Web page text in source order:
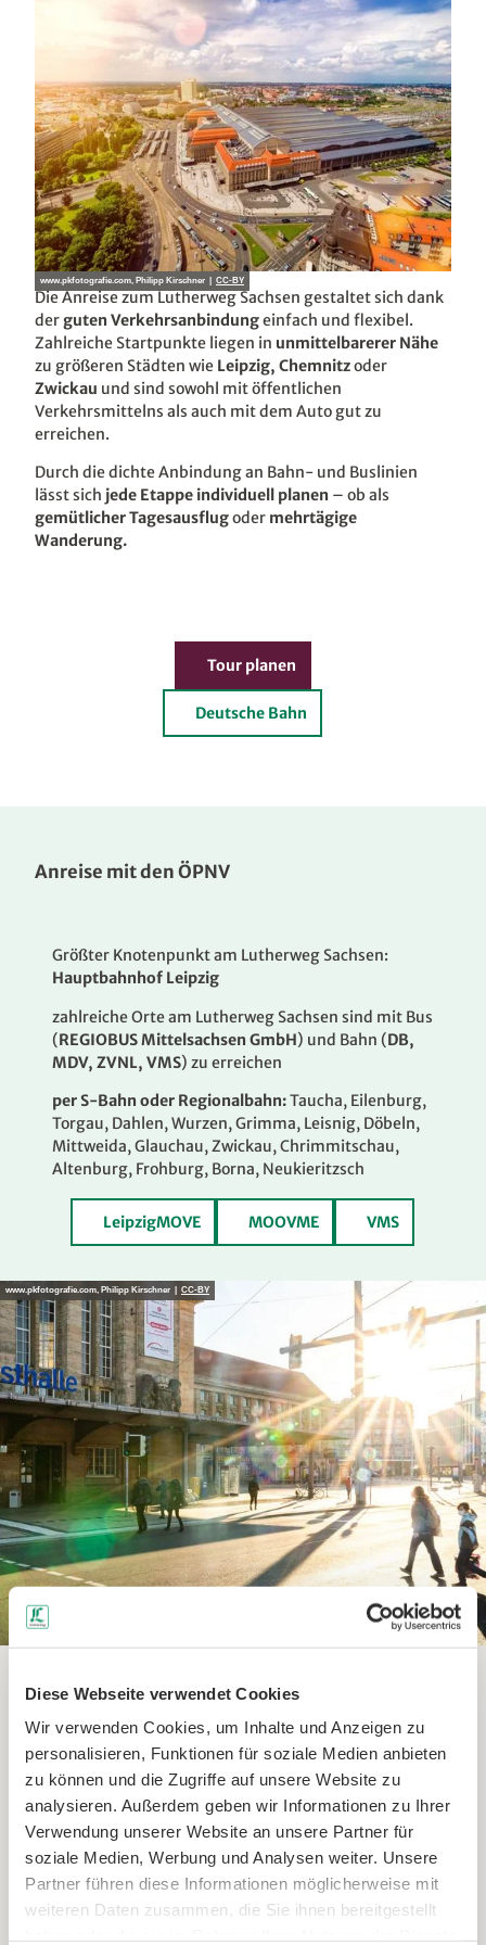
Diese Webseite verwendet Cookies
Wir verwenden Cookies, um Inhalte und Anzeigen zu
personalisieren, Funktionen für soziale Medien anbieten
zu können und die Zugriffe auf unsere Website zu
analysieren. Außerdem geben wir Informationen zu Ihrer
Verwendung unserer Website an unsere Partner für
soziale Medien, Werbung und Analysen weiter. Unsere
Partner führen diese Informationen möglicherweise mit
weiteren Daten zusammen, die Sie ihnen bereitgestellt
www.pkfotografie.com, Philipp Kirschner | CC-BY
Die Anreise zum Lutherweg Sachsen gestaltet sich dank
derguten Verkehrsanbindungeinfach und flexibel.
Zahlreiche Startpunkte liegen in unmittelbarerer Nähe
zu größeren Städten wie Leipzig, Chemnitzoder
Zwickau und sind sowohl mit öffentlichen
Verkehrsmittelns als auch mit dem Auto gut zu
erreichen.
Durch die dichte Anbindung an Bahn- und Buslinien
lässt sich jede Etappe individuell planen – ob als
gemütlicher Tagesausflugoder mehrtägige
Wanderung.
Tour planen
Deutsche Bahn
Anreise mit den ÖPNV
Größter Knotenpunkt am Lutherweg Sachsen:
Hauptbahnhof Leipzig
zahlreiche Orte am Lutherweg Sachsen sind mit Bus
(REGIOBUS Mittelsachsen GmbH) und Bahn (DB,
MDV, ZVNL, VMS) zu erreichen
per S-Bahn oder Regionalbahn:Taucha, Eilenburg,
Torgau, Dahlen, Wurzen, Grimma, Leisnig, Döbeln,
Mittweida, Glauchau, Zwickau, Chrimmitschau,
Altenburg, Frohburg, Borna, Neukieritzsch
LeipzigMOVE MOOVME VMS
www.pkfotografie.com, Philipp Kirschner | CC-BY
über A9 und A14 nach Leipzig, Grimma,
Leisnig oder Döbeln
Von Osten:Anschluss über A4 nach Mittweida,
Wolkenburg (Limbach-Oberfrohna), Glauchau und
Zwickau bzw. alternativ über A14 nach Döbeln, Leisnig